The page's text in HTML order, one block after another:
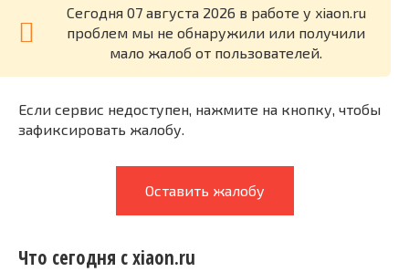
Cегодня 07 августа 2026 в работе у xiaon.ru
проблем мы не обнаружили или получили
мало жалоб от пользователей.
Если сервис недоступен, нажмите на кнопку, чтобы
зафиксировать жалобу.
Оставить жалобу
Что сегодня с xiaon.ru